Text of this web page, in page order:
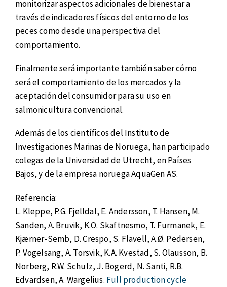
monitorizar aspectos adicionales de bienestar a
través de indicadores físicos del entorno de los
peces como desde una perspectiva del
comportamiento.
Finalmente será importante también saber cómo
será el comportamiento de los mercados y la
aceptación del consumidor para su uso en
salmonicultura convencional.
Además de los científicos del Instituto de
Investigaciones Marinas de Noruega, han participado
colegas de la Universidad de Utrecht, en Países
Bajos, y de la empresa noruega AquaGen AS.
Referencia:
L. Kleppe, P.G. Fjelldal, E. Andersson, T. Hansen, M.
Sanden, A. Bruvik, K.O. Skaftnesmo, T. Furmanek, E.
Kjærner-Semb, D. Crespo, S. Flavell, A.Ø. Pedersen,
P. Vogelsang, A. Torsvik, K.A. Kvestad, S. Olausson, B.
Norberg, R.W. Schulz, J. Bogerd, N. Santi, R.B.
Edvardsen, A. Wargelius. Full production cycle